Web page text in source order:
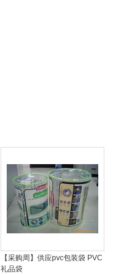
【采购周】供应pvc包装袋 PVC
礼品袋